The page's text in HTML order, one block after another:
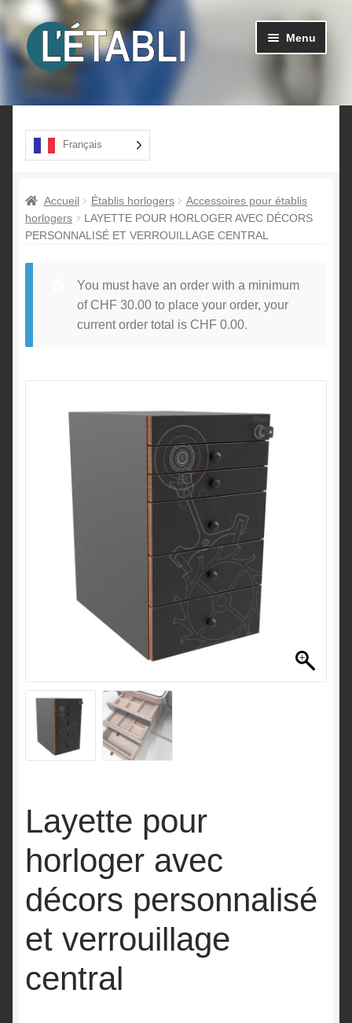
Aller
à
Aller
au
contenu
Menu
Produits
le
A propos
Français
Accueil Établis horlogers
Accessoires pour établis
horlogers
LAYETTE POUR HORLOGER AVEC DÉCORS
PERSONNALISÉ ET VERROUILLAGE CENTRAL
You must have an order with a minimum
of CHF 30.00to place your order, your
current order total is CHF 0.00.
Layette pour
horloger avec
décors personnalisé
et verrouillage
central